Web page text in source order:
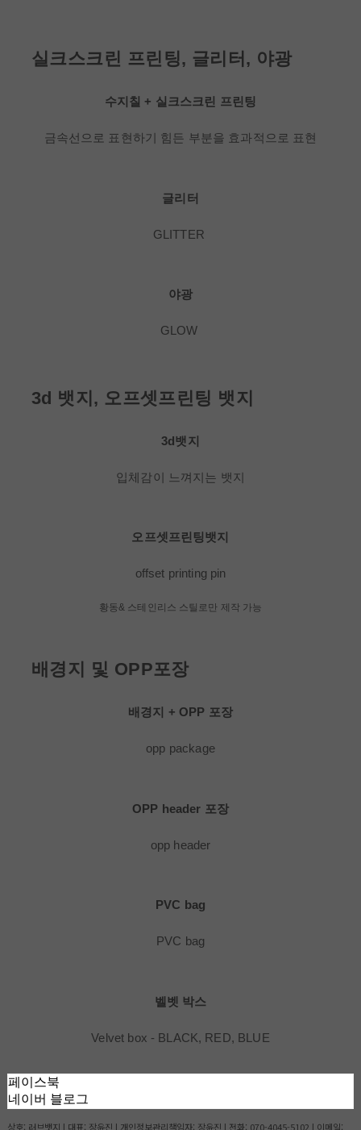
실크스크린 프린팅, 글리터, 야광
수지칠 + 실크스크린 프린팅
금속선으로 표현하기 힘든 부분을 효과적으로 표현
글리터
GLITTER
야광
GLOW
3d 뱃지, 오프셋프린팅 뱃지
3d뱃지
입체감이 느껴지는 뱃지
오프셋프린팅뱃지
offset printing pin
황동& 스테인리스 스틸로만 제작 가능
배경지 및 OPP포장
배경지 + OPP 포장
opp package
OPP header 포장
opp header
PVC bag
PVC bag
벨벳 박스
Velvet box - BLACK, RED, BLUE
페이스북
네이버 블로그
상호: 러브뱃지 | 대표: 장윤진 | 개인정보관리책임자: 장윤진 | 전화: 070-4045-5102 | 이메일: